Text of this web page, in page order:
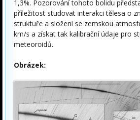
1,3%. Pozorování tohoto bolidu
příležitost studovat interakci tělesa o
struktuře a složení se zemskou
km/s a získat tak kalibrační údaje pro
meteoroidů.
Obrázek: